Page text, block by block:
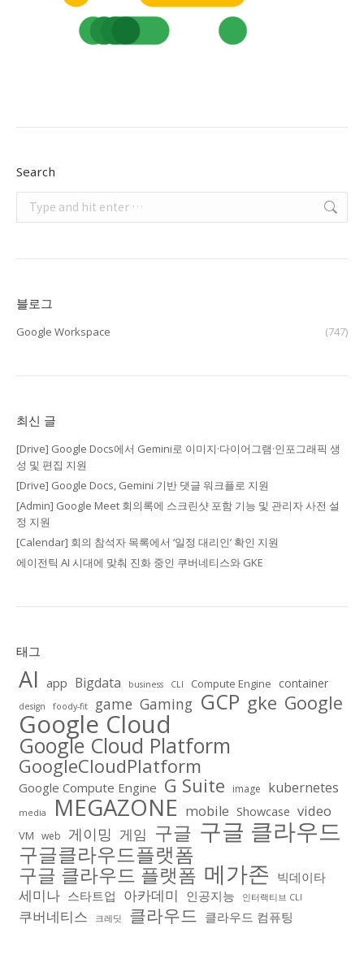
Search
Search:
블로그
Google Workspace (747)
최신 글
[Drive] Google Docs에서 Gemini로 이미지·다이어그램·인포그래픽 생
성 및 편집 지원
[Drive] Google Docs, Gemini 기반 댓글 워크플로 지원
[Admin] Google Meet 회의록에 스크린샷 포함 기능 및 관리자 사전 설
정 지원
[Calendar] 회의 참석자 목록에서 ‘일정 대리인’ 확인 지원
에이전틱 AI 시대에 맞춰 진화 중인 쿠버네티스와 GKE
태그
AI app Bigdata business CLI Compute Engine container
design foody-fit game Gaming GCP gke Google
Google Cloud
Google Cloud Platform
GoogleCloudPlatform
Google Compute Engine G Suite image kubernetes
media MEGAZONE mobile Showcase video
VM web 게이밍 게임 구글 구글 클라우드
구글클라우드플랫폼
구글 클라우드 플랫폼 메가존 빅데이타
세미나 스타트업 아카데미 인공지능 인터랙티브 CLI
쿠버네티스 크레딧 클라우드 클라우드 컴퓨팅